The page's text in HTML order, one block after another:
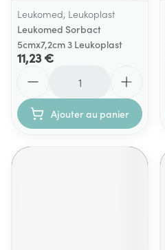
Leukomed, Leukoplast
Leukomed Sorbact
5cmx7,2cm 3 Leukoplast
11,23 €
Ajouter au panier